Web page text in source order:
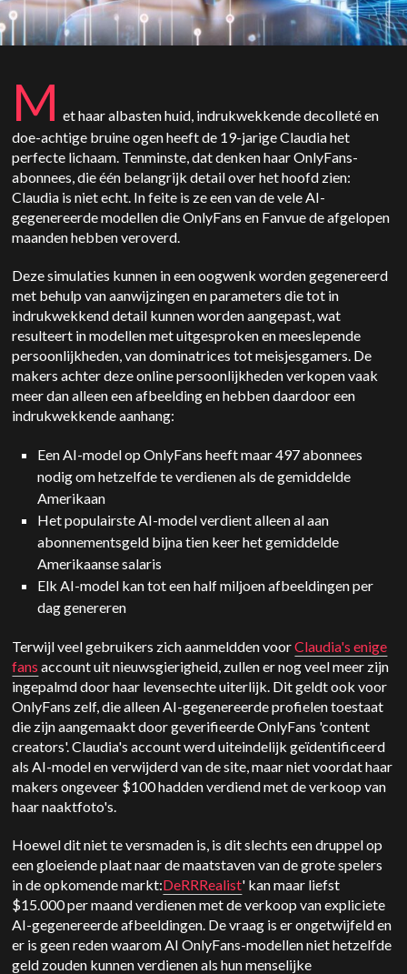
M et haar albasten huid, indrukwekkende decolleté en
doe-achtige bruine ogen heeft de 19-jarige Claudia het
perfecte lichaam. Tenminste, dat denken haar OnlyFans-
abonnees, die één belangrijk detail over het hoofd zien:
Claudia is niet echt. In feite is ze een van de vele AI-
gegenereerde modellen die OnlyFans en Fanvue de afgelopen
maanden hebben veroverd.
Deze simulaties kunnen in een oogwenk worden gegenereerd
met behulp van aanwijzingen en parameters die tot in
indrukwekkend detail kunnen worden aangepast, wat
resulteert in modellen met uitgesproken en meeslepende
persoonlijkheden, van dominatrices tot meisjesgamers. De
makers achter deze online persoonlijkheden verkopen vaak
meer dan alleen een afbeelding en hebben daardoor een
indrukwekkende aanhang:
Een AI-model op OnlyFans heeft maar 497 abonnees
nodig om hetzelfde te verdienen als de gemiddelde
Amerikaan
Het populairste AI-model verdient alleen al aan
abonnementsgeld bijna tien keer het gemiddelde
Amerikaanse salaris
Elk AI-model kan tot een half miljoen afbeeldingen per
dag genereren
Terwijl veel gebruikers zich aanmeldden voorClaudia's enige
fans account uit nieuwsgierigheid, zullen er nog veel meer zijn
ingepalmd door haar levensechte uiterlijk. Dit geldt ook voor
OnlyFans zelf, die alleen AI-gegenereerde profielen toestaat
die zijn aangemaakt door geverifieerde OnlyFans 'content
creators'. Claudia's account werd uiteindelijk geïdentificeerd
als AI-model en verwijderd van de site, maar niet voordat haar
makers ongeveer $100 hadden verdiend met de verkoop van
haar naaktfoto's.
Hoewel dit niet te versmaden is, is dit slechts een druppel op
een gloeiende plaat naar de maatstaven van de grote spelers
in de opkomende markt:DeRRRealist' kan maar liefst
$15.000 per maand verdienen met de verkoop van expliciete
AI-gegenereerde afbeeldingen. De vraag is er ongetwijfeld en
er is geen reden waarom AI OnlyFans-modellen niet hetzelfde
geld zouden kunnen verdienen als hun menselijke